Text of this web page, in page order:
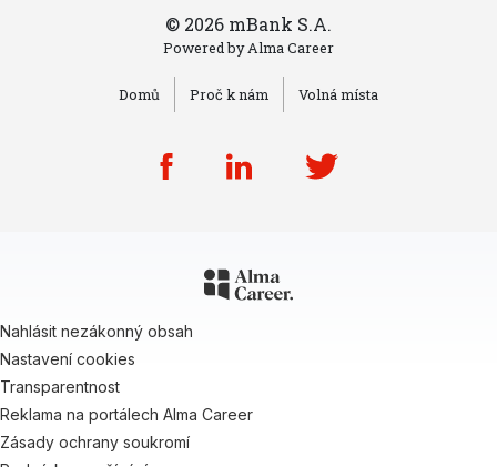
© 2026 mBank S.A.
Powered byAlma Career
Domů Proč k nám Volná místa
Nahlásit nezákonný obsah
Nastavení cookies
Transparentnost
Reklama na portálech Alma Career
Zásady ochrany soukromí